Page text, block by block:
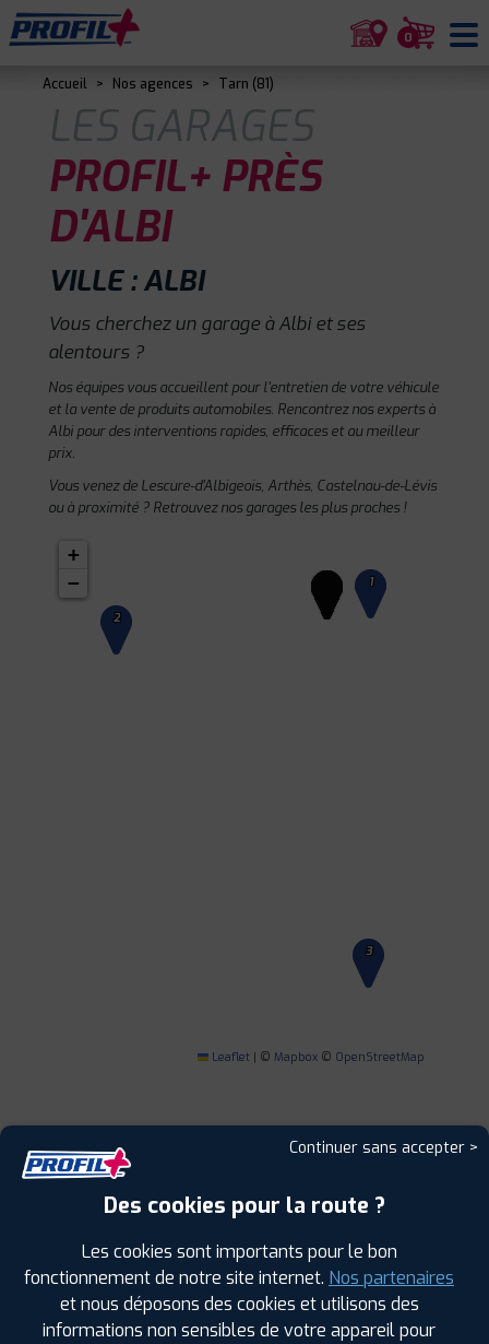
0
Accueil > Nos agences > Tarn (81)
LES GARAGES
PROFIL+ PRÈS
D'ALBI
VILLE : ALBI
Vous cherchez un garage à Albi et ses
alentours ?
Nos équipes vous accueillent pour l'entretien de votre véhicule
et la vente de produits automobiles. Rencontrez nos experts à
Albi pour des interventions rapides, efficaces et au meilleur
prix.
Vous venez de Lescure-d'Albigeois, Arthès, Castelnau-de-Lévis
ou à proximité ? Retrouvez nos garages les plus proches !
1
2
3
+
−
Leaflet | © Mapbox © OpenStreetMap
PROFIL PLUSALBI
165 ROUTE DE MONTPLAISIR RTE MILLAU
81000 ALBI
0563453030
HORAIRES | +D'INFOS
Continuer sans accepter >
Des cookies pour la route ?
Les cookies sont importants pour le bon
fonctionnement de notre site internet. Nos partenaires
et nous déposons des cookies et utilisons des
informations non sensibles de votre appareil pour